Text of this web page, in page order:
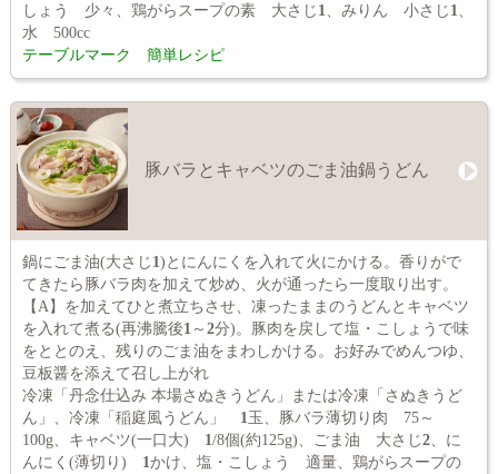
しょう 少々、鶏がらスープの素 大さじ 1 、みりん 小さじ 1
水 500cc
テーブルマーク 簡単レシピ
豚バラとキャベツのごま油鍋うどん
鍋にごま油(大さじ 1 )とにんにくを入れて火にかける。香りがで
てきたら豚バラ肉を加えて炒め、火が通ったら一度取り出す。
【A】を加えてひと煮立ちさせ、凍ったままのうどんとキャベツ
を入れて煮る(再沸騰後1 ～ 2分)。豚肉を戻して塩・こしょうで味
をととのえ、残りのごま油をまわしかける。お好みでめんつゆ、
豆板醤を添えて召し上がれ
冷凍「丹念仕込み 本場さぬきうどん」または冷凍「さぬきうど
ん」、冷凍「稲庭風うどん」 1 玉、豚バラ薄切り肉 75～
100g、キャベツ(一口大) 1 /8個(約125g)、ごま油 大さじ2、に
んにく(薄切り) 1 かけ、塩・こしょう 適量、鶏がらスープの